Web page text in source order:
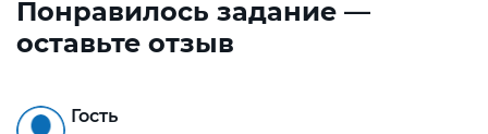
Понравилось задание —
оставьте отзыв
Гость